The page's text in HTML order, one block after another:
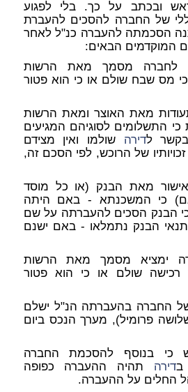
ובכתב על כך. בלי לפגוע
של החברה להסכים להעברת
הסכמתה להעברה כנ"ל לאחר
המוקדמים הבאים:
לחברה מסמך מאת הרשות
מס שבח שולם או כי הוא פטור
מאת האוצר ומאת הרשות
כי התשלומים לסוגיהם המגיעים
לדירה שולמו ואין מצידם
של הרוכש, לפי הסכם זה,
אישור מאת הבנק (או כל מוסד
כי המשכנתא - באם היתה
הבנק הסכים להעברתה על שם
תנאי הבנק נתמלאו - באם ישנם
ימציא מסמך מאת הרשות
שולם או כי הוא פטור
החברה בהעברתה הנ"ל ישלם
הרוכש 3%0 (שלושה פרומיל), מערך הנכס ביום
כי בנוסף להסכמת החברה
בדירה תהיה ההעברה כפופה
החלים על ההעברה.